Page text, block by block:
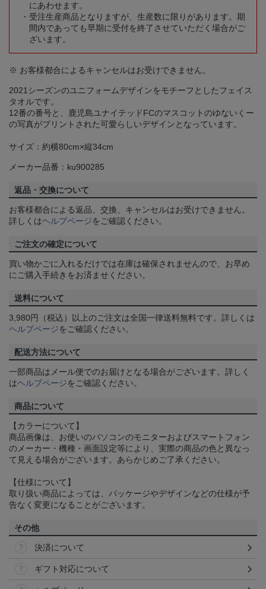
にあわせます。
受注生産商品となりますが、生産数に限りがあります。期
間内であっても早期に受付を終了させていただく場合がご
ざいます。
※ お客様都合によるキャンセルはお受けできません。
2021シーズンのユニフォームデザインをモチーフとしたフェイス
タオルです。
12番の番号と、鹿児島ユナイテッドFCのマスコットのゆないくー
の写真がプリントされた可愛らしいデザインとなっています。
サイズ：約横80cm×縦34cm
メーカー品番：ku900285
返品・交換について
お客様都合による返品、交換、キャンセルはお受けできません。
詳しくはヘルプページをご確認ください。
ご注文の確定について
買い物かごに入れるだけでは在庫は確保されませんので、お早め
にご購入手続きをお済ませください。
送料について
3,980円（税込）以上のご注文は全国一律送料無料です。詳しくは
ヘルプページをご確認ください。
配送方法について
一部商品はメール便でのお届けとなる場合がございます。詳しく
はヘルプページをご確認ください。
商品について
【カラーについて】
商品画像は、お使いのパソコンのモニターおよびスマートフォン
のメーカー・機種・画面設定等により、実際の商品の色と異なっ
て見える場合がございます。あらかじめご了承ください。
【仕様について】
取り扱い商品によっては、パッケージやデザインなどの仕様が予
告なく変更になることがございます。
その他
決済について
ギフト対応について